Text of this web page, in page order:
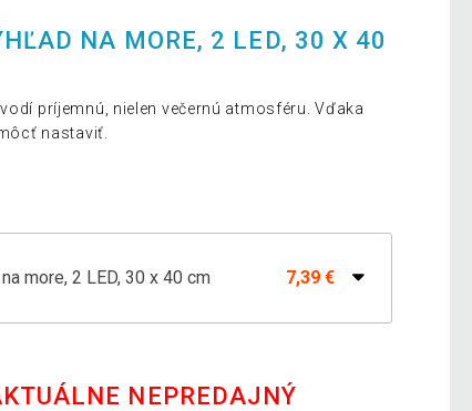
NA MORE, 2 LED, 30 X 40
príjemnú, nielen večernú atmosféru. Vďaka
nastaviť.
more, 2 LED, 30 x 40 cm 7,39 €
NEPREDAJNÝ